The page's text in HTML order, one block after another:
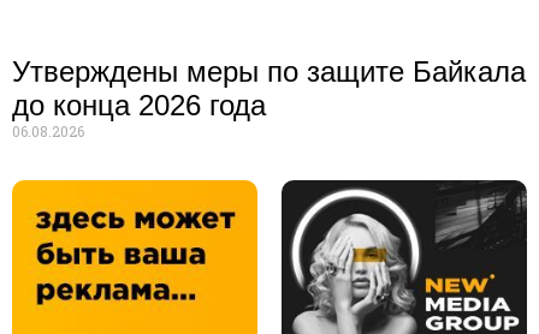
Утверждены меры по защите Байкала
до конца 2026 года
06.08.2026